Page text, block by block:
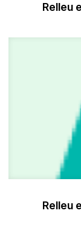
Relleu
Relleu